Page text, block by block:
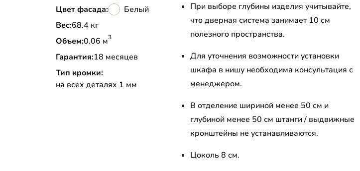
Цвет фасада:
Белый
Вес:
68.4 кг
Объем:
0.06 м3
Гарантия:18 месяцев
Тип кромки:
на всех деталях 1 мм
При выборе глубины изделия учитывайте,
что дверная система занимает 10 см
полезного пространства.
Для уточнения возможности установки
шкафа в нишу необходима консультация с
менеджером.
В отделение шириной менее 50 см и
глубиной менее 50 см штанги / выдвижные
кронштейны не устанавливаются.
Цоколь 8 см.